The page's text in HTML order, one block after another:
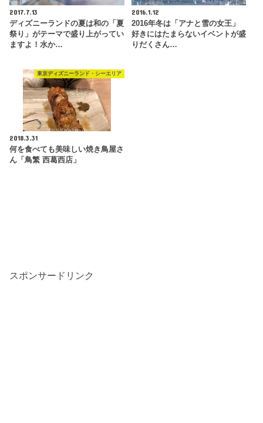
2017.7.13
ディズニーランドの夏は和の「夏
祭り」がテーマで盛り上がってい
ますよ！水か…
2016.1.12
2016年冬は「アナと雪の女王」
好きにはたまらないイベントが盛
りだくさん…
東京ディズニーランド・シーエリア
2018.3.31
何を食べても美味しい焼き鳥屋さ
ん「鳥繁 西葛西店」
スポンサードリンク